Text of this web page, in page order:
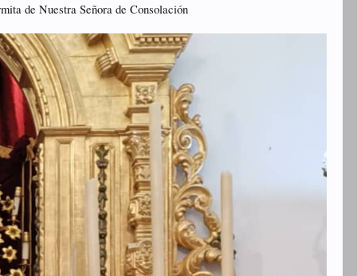
de Nuestra Señora de Consolación